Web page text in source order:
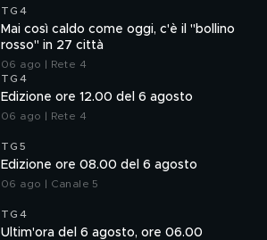
TG4
Mai così caldo come oggi, c'è il "bollino
rosso" in 27 città
06 ago | Rete 4
TG4
Edizione ore 12.00 del 6 agosto
06 ago | Rete 4
TG5
Edizione ore 08.00 del 6 agosto
06 ago | Canale 5
TG4
Ultim'ora del 6 agosto, ore 06.00